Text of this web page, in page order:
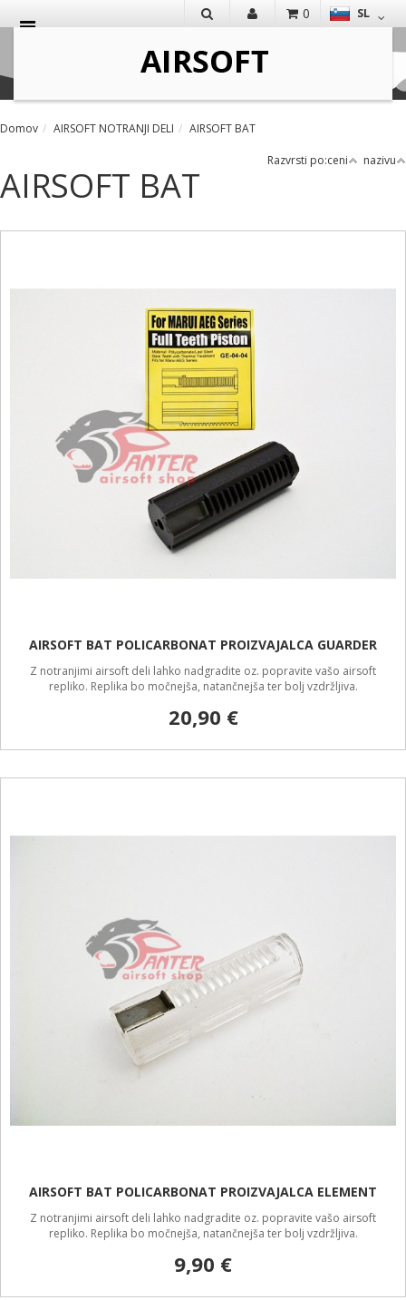
SL
0
Domov AIRSOFT NOTRANJI DELI AIRSOFT BAT
Razvrsti po:ceni nazivu
AIRSOFT BAT
AIRSOFT BAT POLICARBONAT PROIZVAJALCA GUARDER
Z notranjimi airsoft deli lahko nadgradite oz. popravite vašo airsoft
repliko. Replika bo močnejša, natančnejša ter bolj vzdržljiva.
20,90 €
AIRSOFT BAT POLICARBONAT PROIZVAJALCA ELEMENT
Z notranjimi airsoft deli lahko nadgradite oz. popravite vašo airsoft
repliko. Replika bo močnejša, natančnejša ter bolj vzdržljiva.
9,90 €